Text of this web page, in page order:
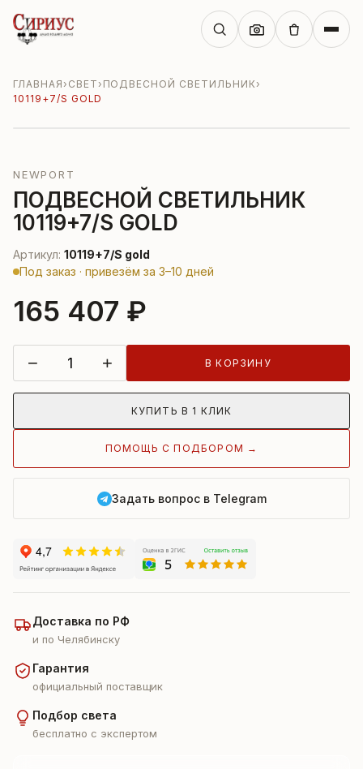
ГЛАВНАЯ› СВЕТ› ПОДВЕСНОЙ СВЕТИЛЬНИК›
10119+7/S GOLD
NEWPORT
ПОДВЕСНОЙ СВЕТИЛЬНИК
10119+7/S GOLD
Артикул: 10119+7/S gold
Под заказ · привезём за 3–10 дней
165 407 ₽
− + В КОРЗИНУ
КУПИТЬ В 1 КЛИК
ПОМОЩЬ С ПОДБОРОМ →
Задать вопрос в Telegram
Доставка по РФ
и по Челябинску
Гарантия
официальный поставщик
Подбор света
бесплатно с экспертом